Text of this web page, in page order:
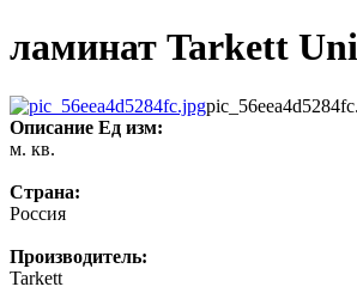
ламинат Tarkett
Описание Ед изм:
м. кв.
Страна:
Россия
Производитель:
Tarkett